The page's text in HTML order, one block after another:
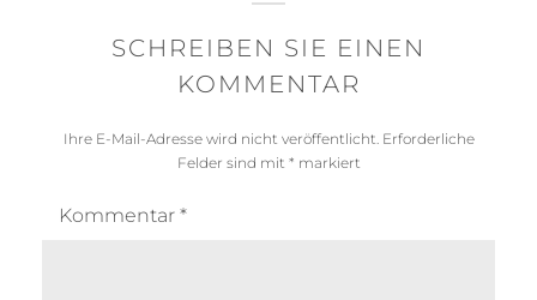
SCHREIBEN SIE EINEN
KOMMENTAR
Ihre E-Mail-Adresse wird nicht veröffentlicht. Erforderliche
Felder sind mit * markiert
Kommentar *